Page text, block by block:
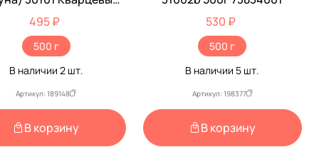
500г 73814001
495 ₽
500 г
В наличии 2шт.
Артикул: 189148
В корзину
530 ₽
500 г
В наличии 5 шт.
Артикул: 198377
В корзину